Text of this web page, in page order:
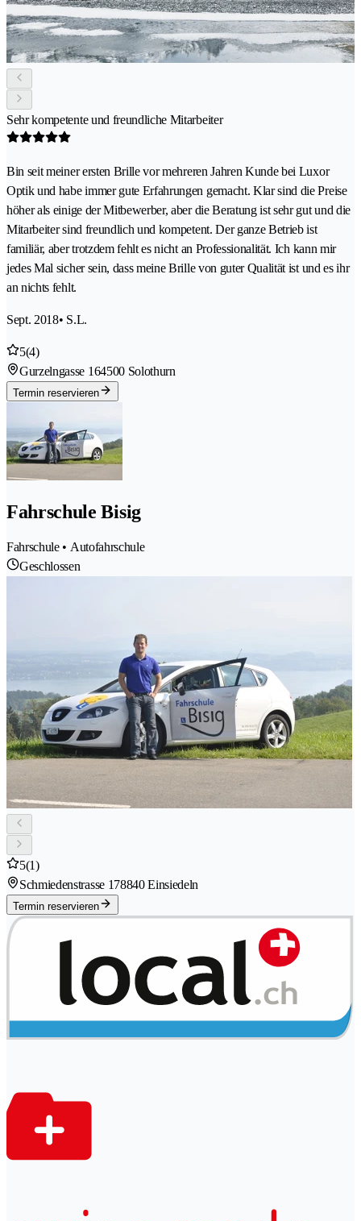
Sehr kompetente und freundliche Mitarbeiter
Bin seit meiner ersten Brille vor mehreren Jahren Kunde bei Luxor
Optik und habe immer gute Erfahrungen gemacht. Klar sind die Preise
höher als einige der Mitbewerber, aber die Beratung ist sehr gut und die
Mitarbeiter sind freundlich und kompetent. Der ganze Betrieb ist
familiär, aber trotzdem fehlt es nicht an Professionalität. Ich kann mir
jedes Mal sicher sein, dass meine Brille von guter Qualität ist und es ihr
an nichts fehlt.
Sept. 2018• S.L.
5(4)
Gurzelngasse 164500 Solothurn
Termin reservieren
Fahrschule Bisig
Fahrschule • Autofahrschule
Geschlossen
5(1)
Schmiedenstrasse 178840 Einsiedeln
Termin reservieren